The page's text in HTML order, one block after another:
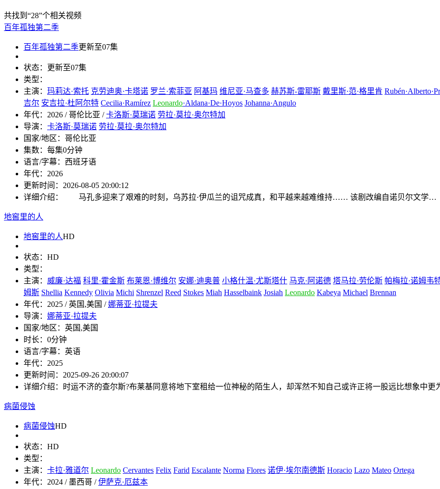
共找到 “28”个相关视频
百年孤独第二季
百年孤独第二季更新至07集
状态：
更新至07集
类型：
主演： 玛莉达·索托 克劳迪奥·卡塔诺 罗兰·索菲亚 阿基玛 维尼亚·马查多 赫苏斯-雷耶斯 戴里斯·范·格里肯
吉尔 安吉拉·杜阿尔特 Cecilia·Ramírez Leonardo·Aldana·De·Hoyos Johanna·Angulo
年代： 2026 / 哥伦比亚 /卡洛斯·莫瑞诺 劳拉·莫拉·奥尔特加
导演： 卡洛斯·莫瑞诺 劳拉·莫拉·奥尔特加
国家/地区： 哥伦比亚
集数： 每集0分钟
语言/字幕： 西班牙语
年代： 2026
更新时间： 2026-08-05 20:00:12
详细介绍：
马孔多迎来了艰难的时刻，乌苏拉·伊瓜兰的诅咒成真，和平越来越难维持…… 该剧改编自诺贝尔文学…
地窖里的人
地窖里的人HD
状态： HD
类型：
主演： 威廉·达福 科里·霍金斯 布莱恩·博维尔 安娜·迪奥普 小格什温·尤斯塔什 马克·阿诺德 塔马拉·劳伦斯 帕梅拉·诺姆韦
姆斯 Shellia Kennedy Olivia Michi Shrenzel Reed Stokes Miah Hasselbaink Josiah Leonardo Kabeya Michael Brennan
年代： 2025 / 英国,美国 /娜蒂亚·拉提夫
导演： 娜蒂亚·拉提夫
国家/地区： 英国,美国
时长： 0分钟
语言/字幕： 英语
年代： 2025
更新时间： 2025-09-26 20:00:07
详细介绍：
时运不济的查尔斯?布莱基同意将地下室租给一位神秘的陌生人，却浑然不知自己或许正将一股远比想象中更
病菌侵蚀
病菌侵蚀HD
状态： HD
类型：
主演： 卡拉·雅道尔 Leonardo Cervantes Felix Farid Escalante Norma Flores 诺伊·埃尔南德斯 Horacio Lazo Mateo Ortega
年代： 2024 / 墨西哥 /伊萨克·厄兹本